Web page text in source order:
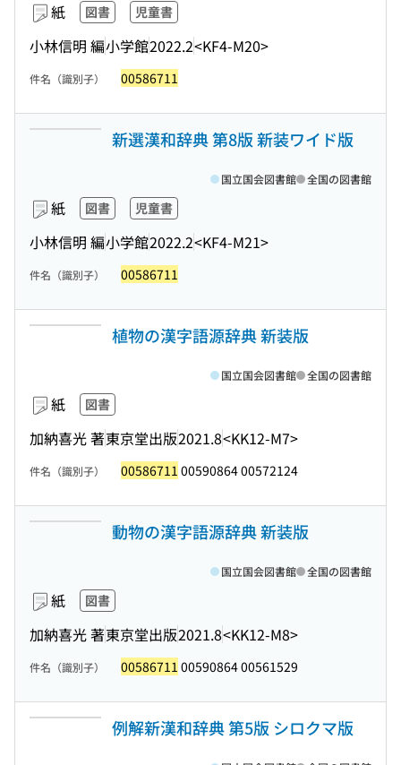
紙 図書 児童書
小林信明 編小学館2022.2<KF4-M20>
件名（識別子） 00586711
新選漢和辞典 第8版 新装ワイド版
紙 図書 児童書
小林信明 編小学館2022.2<KF4-M21>
国立国会図書館 全国の図書館
件名（識別子） 00586711
植物の漢字語源辞典 新装版
紙 図書
加納喜光 著東京堂出版2021.8<KK12-M7>
国立国会図書館 全国の図書館
件名（識別子） 00586711 00590864 00572124
動物の漢字語源辞典 新装版
紙 図書
加納喜光 著東京堂出版2021.8<KK12-M8>
国立国会図書館 全国の図書館
件名（識別子） 00586711 00590864 00561529
例解新漢和辞典 第5版 シロクマ版